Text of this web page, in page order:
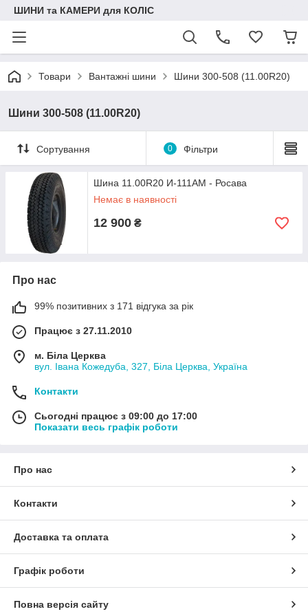
ШИНИ та КАМЕРИ для КОЛІС
Товари Вантажні шини Шини 300-508 (11.00R20)
Шини 300-508 (11.00R20)
Сортування 0 Фільтри
Шина 11.00R20 И-111АМ - Росава
Немає в наявності
12 900 ₴
Про нас
99% позитивних з 171 відгука за рік
Працює з 27.11.2010
м. Біла Церква
вул. Івана Кожедуба, 327, Біла Церква, Україна
Контакти
Сьогодні працює з 09:00 до 17:00
Показати весь графік роботи
Про нас
Контакти
Доставка та оплата
Графік роботи
Повна версія сайту